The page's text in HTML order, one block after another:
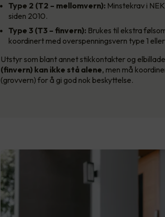
Type 2 (T2 – mellomvern): Minstekrav i
siden 2010.
Type 3 (T3 – finvern): Brukes til ekstra
koordinert med overspenningsvern type 1
Utstyr som blant annet stikkontakter og
(finvern) kan ikke stå alene, men må
(grovvern) for å gi god nok beskyttelse.